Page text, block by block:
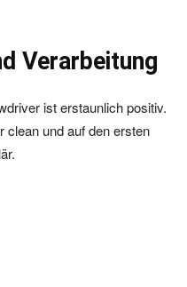
Verarbeitung
ist erstaunlich positiv.
clean und auf den ersten